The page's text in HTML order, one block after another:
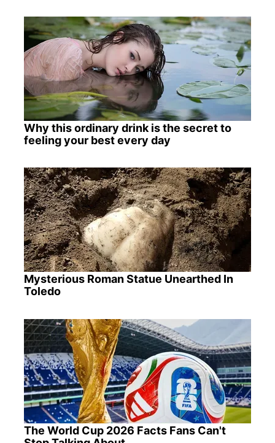
Why this ordinary drink is the secret to
feeling your best every day
Mysterious Roman Statue Unearthed In
Toledo
The World Cup 2026 Facts Fans Can't